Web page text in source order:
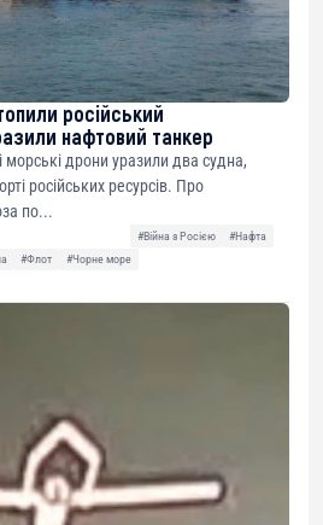
російський
нафтовий танкер
морські дрони уразили два судна,
російських ресурсів. Про
по...
#Війна з Росією
#Нафта
#Флот
#Чорне море